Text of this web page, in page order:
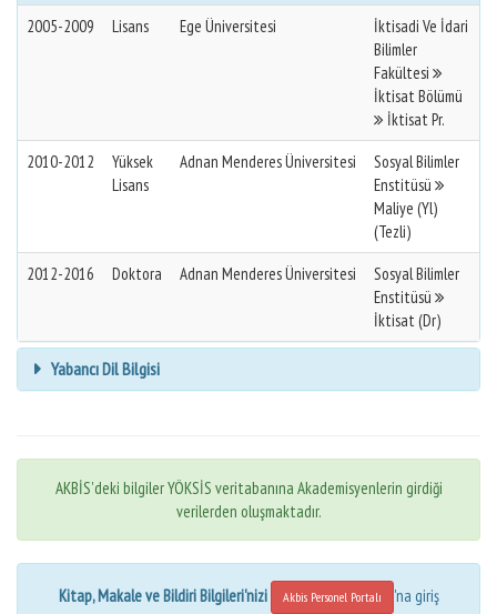
2005-2009 Lisans Ege Üniversitesi
İktisadi Ve İdari
Bilimler
Fakültesi
İktisat Bölümü
İktisat Pr.
2010-2012
Yüksek
Lisans
Adnan Menderes Üniversitesi
Sosyal Bilimler
Enstitüsü
Maliye (Yl)
(Tezli)
2012-2016
Doktora Adnan Menderes Üniversitesi
Sosyal Bilimler
Enstitüsü
İktisat (Dr)
Yabancı Dil Bilgisi
AKBİS'deki bilgiler YÖKSİS veritabanına Akademisyenlerin girdiği
verilerden oluşmaktadır.
Kitap, Makale ve Bildiri Bilgileri'nizi Akbis Personel Portalı 'na giriş